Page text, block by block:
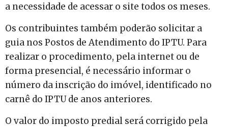
a necessidade de acessar o site todos os meses.
Os contribuintes também poderão solicitar a
guia nos Postos de Atendimento do IPTU. Para
realizar o procedimento, pela internet ou de
forma presencial, é necessário informar o
número da inscrição do imóvel, identificado no
carnê do IPTU de anos anteriores.
O valor do imposto predial será corrigido pela